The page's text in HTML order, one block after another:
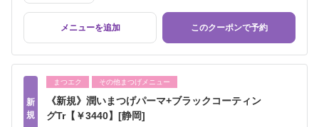
メニューを追加 このクーポンで予約
新
規
まつエク その他まつげメニュー
《新規》潤いまつげパーマ+ブラックコーティン
グTr【￥3440】[静岡]